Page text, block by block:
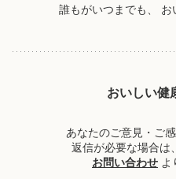
誰もがいつまでも、 お
おいしい健
あなたのご意見・ご
返信が必要な場合は
お問い合わせ よ